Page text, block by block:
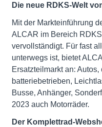
Die neue RDKS-Welt
Mit der Markteinführung
ALCAR im Bereich
vervollständigt. Für fast
unterwegs ist, bietet
Ersatzteilmarkt an:
batteriebetrieben,
Busse, Anhänger,
2023 auch Motorräder.
Der Komplettrad-